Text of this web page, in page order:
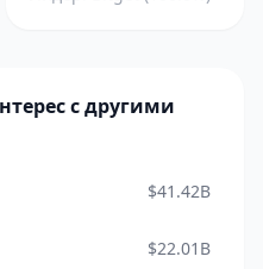
с другими
$41.42B
$22.01B